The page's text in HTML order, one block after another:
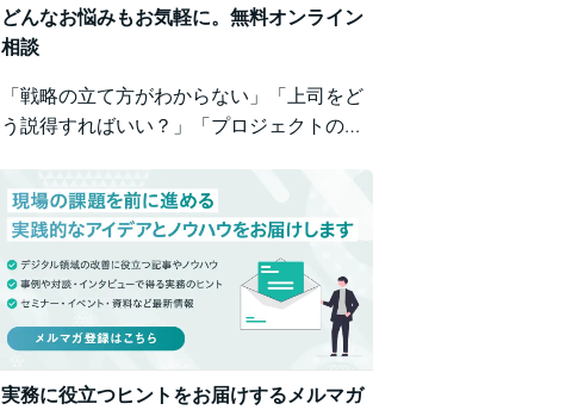
どんなお悩みもお気軽に。無料オンライン
相談
「戦略の立て方がわからない」「上司をど
う説得すればいい？」「プロジェクトの進
Business Architectsが、戦略から運用ま
で幅広くご相談を承ります。
実務に役立つヒントをお届けするメルマガ